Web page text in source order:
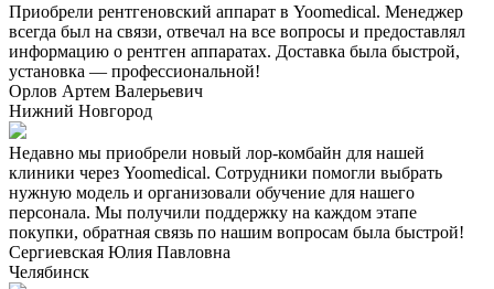
Приобрели рентгеновский аппарат в Yoomedical. Менеджер
всегда был на связи, отвечал на все вопросы и предоставлял
информацию о рентген аппаратах. Доставка была быстрой,
установка — профессиональной!
Орлов Артем Валерьевич
Нижний Новгород
Недавно мы приобрели новый лор-комбайн для нашей
клиники через Yoomedical. Сотрудники помогли выбрать
нужную модель и организовали обучение для нашего
персонала. Мы получили поддержку на каждом этапе
покупки, обратная связь по нашим вопросам была быстрой!
Сергиевская Юлия Павловна
Челябинск